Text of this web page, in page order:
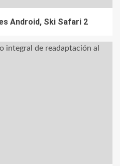
Android, Ski Safari 2